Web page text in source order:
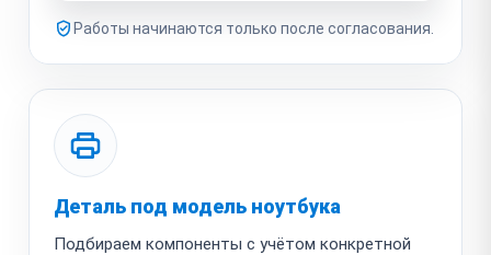
Работы начинаются только после согласования.
Деталь под модель ноутбука
Подбираем компоненты с учётом конкретной